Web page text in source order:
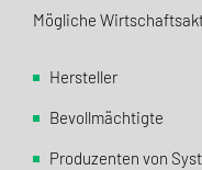
Mögliche
Hersteller
Bevollmächtigte
Produzenten von